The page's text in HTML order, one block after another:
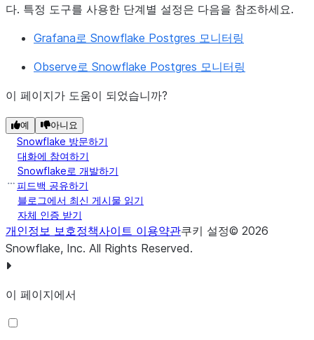
다. 특정 도구를 사용한 단계별 설정은 다음을 참조하세요.
Grafana로 Snowflake Postgres 모니터링
Observe로 Snowflake Postgres 모니터링
이 페이지가 도움이 되었습니까?
예 아니요
Snowflake 방문하기
대화에 참여하기
Snowflake로 개발하기
피드백 공유하기
블로그에서 최신 게시물 읽기
자체 인증 받기
개인정보 보호정책사이트 이용약관쿠키 설정© 2026
Snowflake, Inc. All Rights Reserved.
이 페이지에서